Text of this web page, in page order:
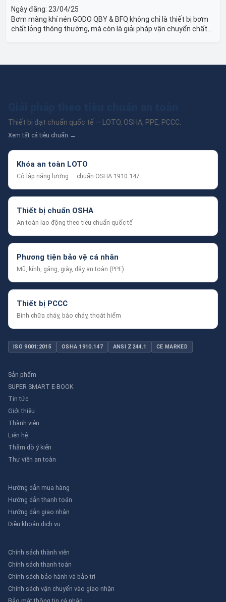
Ngày đăng: 23/04/25
Bơm màng khí nén GODO QBY & BFQ không chỉ là thiết bị bơm
chất lỏng thông thường, mà còn là giải pháp vận chuyển chất
Thiết bị đạt chuẩn quốc tế — LOTO, OSHA, PPE, PCCC.
Xem tất cả tiêu chuẩn →
Khóa an toàn LOTO
Cô lập năng lượng — chuẩn OSHA 1910.147
Thiết bị chuẩn OSHA
An toàn lao động theo tiêu chuẩn quốc tế
Phương tiện bảo vệ cá nhân
Mũ, kính, găng, giày, dây an toàn (PPE)
Thiết bị PCCC
Bình chữa cháy, báo cháy, thoát hiểm
ISO 9001:2015 OSHA 1910.147 ANSI Z244.1 CE MARKED
Sản phẩm
SUPER SMART E-BOOK
Tin tức
Giới thiệu
Thành viên
Liên hệ
Thăm dò ý kiến
Thư viên an toàn
Hướng dẫn mua hàng
Hướng dẫn thanh toán
Hướng dẫn giao nhận
Điều khoản dịch vụ
Chính sách thành viên
Chính sách thanh toán
Chính sách bảo hành và bảo trì
Chính sách vận chuyển vào giao nhận